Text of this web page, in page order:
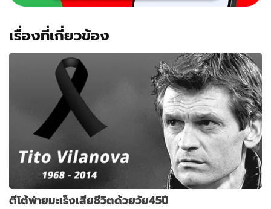
เรื่องที่เกี่ยวข้อง
ตีโต้พ่ายมะเร็งเสียชีวิตด้วยวัย45ปี